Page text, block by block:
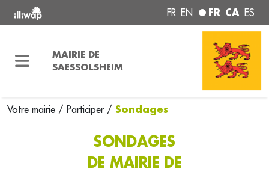
FR EN FR_CA ES
MAIRIE DE
SAESSOLSHEIM
Votre mairie / Participer/ Sondages
SONDAGES
DE MAIRIE DE